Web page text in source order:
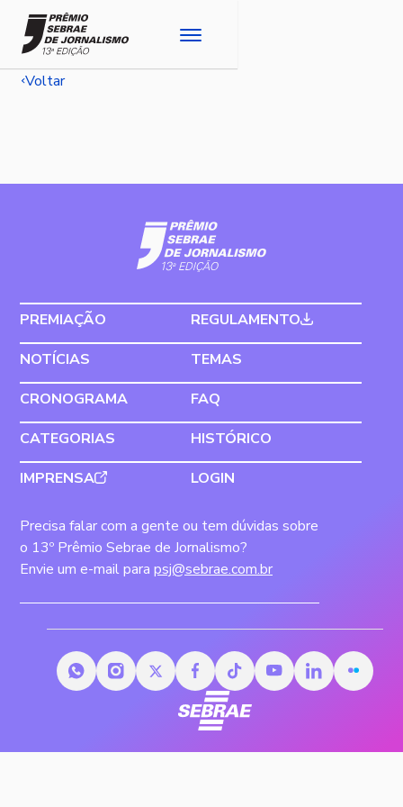
Voltar
PREMIAÇÃO
REGULAMENTO
NOTÍCIAS
TEMAS
CRONOGRAMA
FAQ
CATEGORIAS
HISTÓRICO
IMPRENSA
LOGIN
Precisa falar com a gente ou tem dúvidas sobre
o 13º Prêmio Sebrae de Jornalismo?
Envie um e-mail para psj@sebrae.com.br